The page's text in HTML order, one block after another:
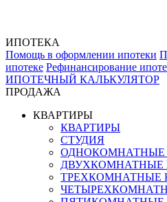
ИПОТЕКА
Помощь в оформлении ипотеки
ипотеке Рефинансирование
ИПОТЕЧНЫЙ КАЛЬКУЛЯТОР
ПРОДАЖА
КВАРТИРЫ
КВАРТИРЫ
СТУДИЯ
ОДНОКОМНАТНЫЕ
ДВУХКОМНАТНЫЕ
ТРЕХКОМНАТНЫЕ